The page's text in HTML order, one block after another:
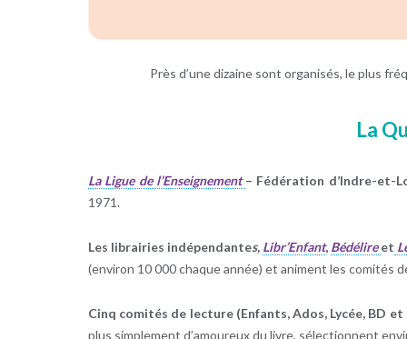
Près d’une dizaine sont organisés, le plus
La
La Ligue de l’Enseignement – Fédération d’Indre-et-
1971.
Les librairies indépendantes, Libr’Enfant, Bédélireet
(environ 10 000 chaque année) et animent les comités
Cinq comités de lecture (Enfants, Ados, Lycée, BD
plus simplement d’amoureux du livre, sélectionnent